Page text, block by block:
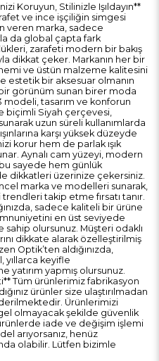
Koruyun, Stilinizle Işıldayın**
ve ince işçiliğin simgesi
veren marka, sadece
da global çapta fark
zarafeti modern bir bakış
dikkat çeker. Markanın her bir
ve üstün malzeme kalitesini
estetik bir aksesuar olmanın
görünüm sunan birer moda
modeli, tasarım ve konforun
biçimli Siyah çerçevesi,
uzun süreli kullanımlarda
karşı yüksek düzeyde
korur hem de parlak ışık
Aynalı cam yüzeyi, modern
sayede hem günlük
dikkatleri üzerinize çekersiniz.
marka ve modelleri sunarak,
takip etme fırsatı tanır.
sadece kaliteli bir ürüne
en üst seviyede
olursunuz. Müşteri odaklı
dikkate alarak özelleştirilmiş
Optik’ten aldığınızda,
yıllarca keyifle
yapmış olursunuz.
Tüm ürünlerimiz fabrikasyon
ürünler size ulaştırılmadan
Ürünlerimizi
olmayacak şekilde güvenlik
ürünlerde iade ve değişim işlemi
arıyorsanız, henüz
olabilir. Lütfen bizimle